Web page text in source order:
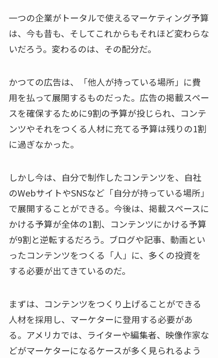
一つの企業がトータルで使えるマーケティング予算
は、今も昔も、そしてこれからもそれほど変わらな
いだろう。変わるのは、その配分だ。
かつての広告は、「他人が持っている場所」に費
用を払って展開するものだった。広告の掲載スペー
スを確保するために9割の予算が投じられ、コンテ
ンツやそれをつくる人材に充てる予算は残りの1割
に過ぎなかった。
しかし今は、自分で制作したコンテンツを、自社
のWebサイトやSNSなど「自分が持っている場所」
で展開することができる。今後は、掲載スペースに
かける予算が全体の1割、コンテンツにかける予算
が9割と逆転するだろう。ブログや記事、動画とい
ったコンテンツをつくる「人」に、多くの投資を
する必要が出てきているのだ。
まずは、コンテンツをつくり上げることができる
人材を採用し、マーケターに登用する必要があ
る。アメリカでは、ライターや編集者、映像作家な
どがマーケターになるケースが多く見られるよう